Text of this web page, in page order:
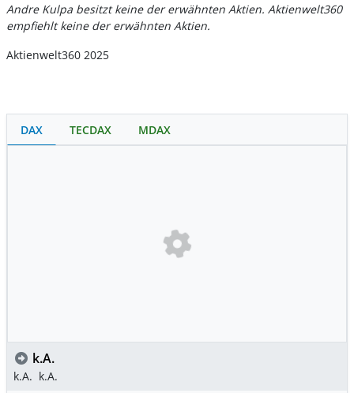
Andre Kulpa besitzt keine der erwähnten Aktien. Aktienwelt360
empfiehlt keine der erwähnten Aktien.
Aktienwelt360 2025
DAX TECDAX MDAX
k.A.
k.A. k.A.